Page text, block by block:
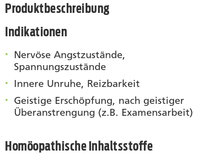
Produktbeschreibung
Indikationen
Nervöse Angstzustände,
Spannungszustände
Innere Unruhe, Reizbarkeit
Geistige Erschöpfung, nach geistiger
Überanstrengung (z.B. Examensarbeit)
Homöopathische Inhaltsstoffe